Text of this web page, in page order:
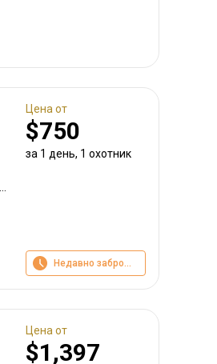
Цена от
$750
за 1 день, 1 охотник
Недавно забронировано
Цена от
$1,397